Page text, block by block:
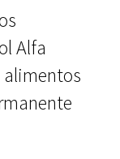
Alfa
alimentos